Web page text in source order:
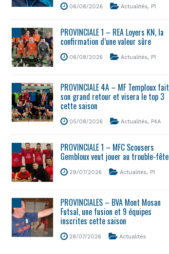
06/08/2026 Actualités, P1
PROVINCIALE 1 – REA Loyers KN, la
confirmation d’une valeur sûre
06/08/2026 Actualités, P1
PROVINCIALE 4A – MF Temploux fait
son grand retour et visera le top 3
cette saison
05/08/2026 Actualités, P4A
PROVINCIALE 1 – MFC Scousers
Gembloux veut jouer au trouble-fête
29/07/2026 Actualités, P1
PROVINCIALES – BVA Mont Mosan
Futsal, une fusion et 9 équipes
inscrites cette saison
28/07/2026 Actualités